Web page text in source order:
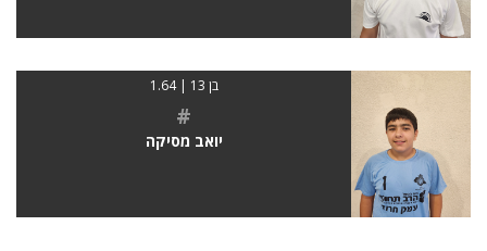
בן 13 | 1.64
#
יואב מסיקה